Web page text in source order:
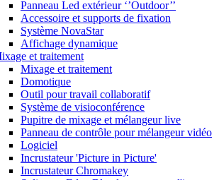
Panneau Led extérieur ‘’Outdoor’’
Accessoire et supports de fixation
Système NovaStar
Affichage dynamique
et traitement
Mixage et traitement
Domotique
Outil pour travail collaboratif
Système de visioconférence
Pupitre de mixage et mélangeur live
Panneau de contrôle pour mélangeur vidéo
Logiciel
Incrustateur 'Picture in Picture'
Incrustateur Chromakey